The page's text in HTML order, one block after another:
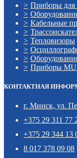
Приборы для
Кабельные
Тепловизоры
Приборы
КОНТАКТНАЯ
г. Минск, ул.
+375 29 311 77
+375 29 344 13
8 017 378 09 08